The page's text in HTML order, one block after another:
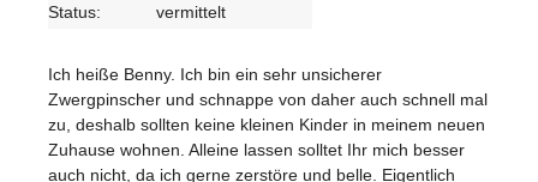
Status:
vermittelt
Ich heiße Benny. Ich bin ein sehr unsicherer
Zwergpinscher und schnappe von daher auch schnell mal
zu, deshalb sollten keine kleinen Kinder in meinem neuen
Zuhause wohnen. Alleine lassen solltet Ihr mich besser
auch nicht, da ich gerne zerstöre und belle. Eigentlich